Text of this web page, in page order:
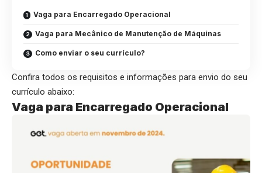
Vaga para Encarregado Operacional
Vaga para Mecânico de Manutenção de Máquinas
Como enviar o seu currículo?
Confira todos os requisitos e informações para envio do seu
currículo abaixo:
Vaga para Encarregado Operacional